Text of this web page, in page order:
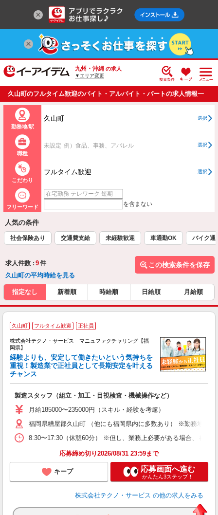
九州・沖縄 の求人
▼エリア変更
久山町のフルタイム歓迎のバイト・アルバイト・パートの求人情報一
覧
勤務地/駅
久山町 選択
職種
未設定 例）食品、事務、アパレル 選択
こだわり
フルタイム歓迎 選択
フリーワード を含まない
人気の条件
社会保険あり 交通費支給 未経験歓迎 車通勤OK バイク通
求人件数 : 9件
久山町の平均時給を見る
この検索条件を保存
指定なし 新着順 時給順 日給順 月給順
久山町 フルタイム歓迎 正社員
株式会社テクノ・サービス マニュファクチャリング【福
岡県】
経験よりも、安定して働きたいという気持ちを
重視！製造業で正社員として長期安定を叶える
チャンス
製造スタッフ（組立・加工・目視検査・機械操作など）
月給185000〜235000円（スキル・経験を考慮）
福岡県糟屋郡久山町 （他にも福岡県内に多数あり） ※勤務地は
8:30〜17:30（休憩60分） ※但し、業務上必要がある場合、もし
応募締め切り2026/08/31 23:59まで
キープ 応募画面へ進む
かんたん3ステップ！
株式会社テクノ・サービス の他の求人をみる